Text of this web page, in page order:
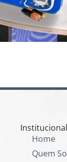
Institucional
Home
Quem